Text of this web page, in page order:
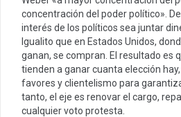
concentración del poder político».
interés de los políticos sea juntar
Igualito que en Estados Unidos,
ganan, se compran. El resultado es
tienden a ganar cuanta elección
favores y clientelismo para
tanto, el eje es renovar el cargo,
cualquier voto protesta.